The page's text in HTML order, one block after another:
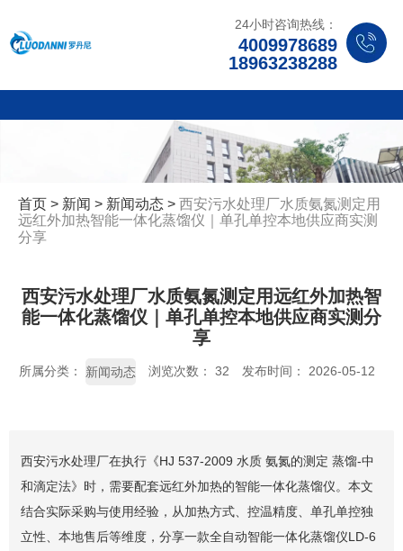
24小时咨询热线：
4009978689
18963238288
首页 > 新闻 > 新闻动态 > 西安污水处理厂水质氨氮测定用
远红外加热智能一体化蒸馏仪｜单孔单控本地供应商实测
分享
西安污水处理厂水质氨氮测定用远红外加热智
能一体化蒸馏仪｜单孔单控本地供应商实测分
享
所属分类： 新闻动态 浏览次数： 32 发布时间： 2026-05-12
西安污水处理厂在执行《HJ 537-2009 水质 氨氮的测定 蒸馏-中
和滴定法》时，需要配套远红外加热的智能一体化蒸馏仪。本文
结合实际采购与使用经验，从加热方式、控温精度、单孔单控独
立性、本地售后等维度，分享一款全自动智能一体化蒸馏仪LD-6